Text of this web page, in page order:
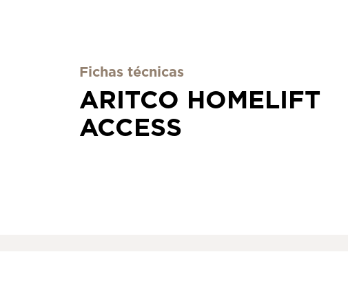
Fichas técnicas
ARITCO HOMELIFT
ACCESS